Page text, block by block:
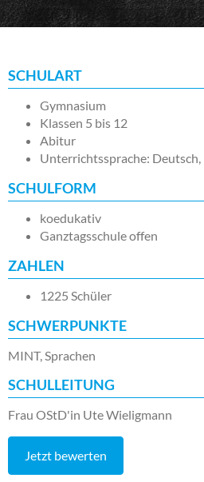
SCHULART
Gymnasium
Klassen 5 bis 12
Abitur
Unterrichtssprache: Deutsch,
SCHULFORM
koedukativ
Ganztagsschule offen
ZAHLEN
1225 Schüler
SCHWERPUNKTE
MINT, Sprachen
SCHULLEITUNG
Frau OStD'in Ute Wieligmann
Jetzt bewerten